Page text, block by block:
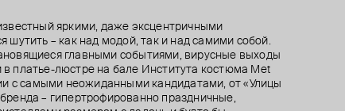
яркими, даже эксцентричными
шутить – как над модой, так и над самими собой.
главными событиями, вирусные выходы
платье-люстре на бале Института костюма Met
с самыми неожиданными кандидатами, от «Улицы
– гипертрофированно праздничные,